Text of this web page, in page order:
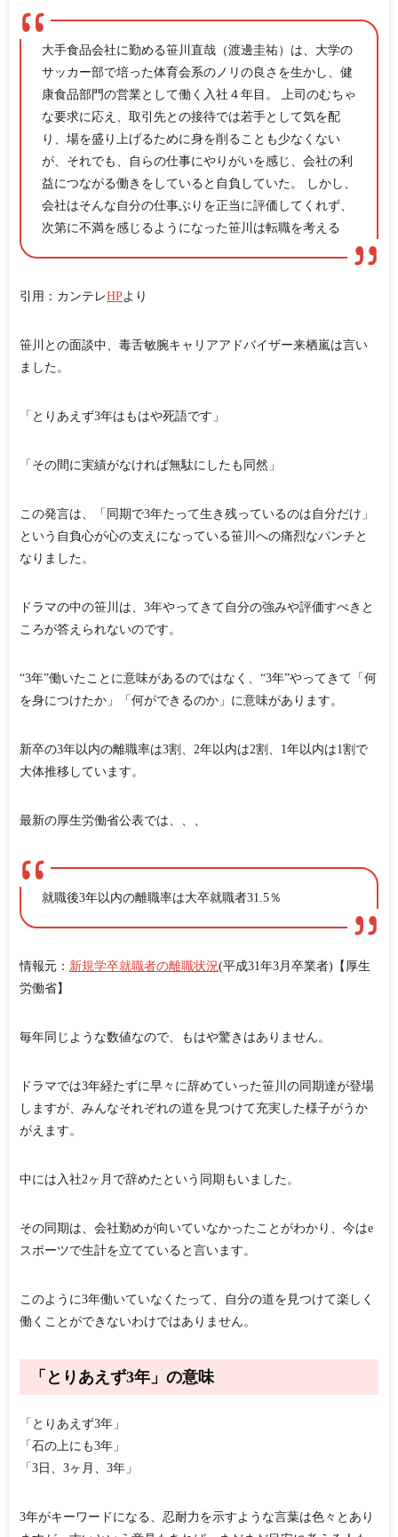
大手食品会社に勤める笹川直哉（渡邊圭祐）は、大学の
サッカー部で培った体育会系のノリの良さを生かし、健
康食品部門の営業として働く入社４年目。 上司のむちゃ
な要求に応え、取引先との接待では若手として気を配
り、場を盛り上げるために身を削ることも少なくない
が、それでも、自らの仕事にやりがいを感じ、会社の利
益につながる働きをしていると自負していた。 しかし、
会社はそんな自分の仕事ぶりを正当に評価してくれず、
次第に不満を感じるようになった笹川は転職を考える
引用：カンテレHPより
笹川との面談中、毒舌敏腕キャリアアドバイザー来栖嵐は言い
ました。
「とりあえず3年はもはや死語です」
「その間に実績がなければ無駄にしたも同然」
この発言は、「同期で3年たって生き残っているのは自分だけ」
という自負心が心の支えになっている笹川への痛烈なパンチと
なりました。
ドラマの中の笹川は、3年やってきて自分の強みや評価すべきと
ころが答えられないのです。
“3年”働いたことに意味があるのではなく、“3年”やってきて「何
を身につけたか」「何ができるのか」に意味があります。
新卒の3年以内の離職率は3割、2年以内は2割、1年以内は1割で
大体推移しています。
最新の厚生労働省公表では、、、
就職後3年以内の離職率は大卒就職者31.5％
情報元： 新規学卒就職者の離職状況(平成31年3月卒業者)【厚生
労働省】
毎年同じような数値なので、もはや驚きはありません。
ドラマでは3年経たずに早々に辞めていった笹川の同期達が登場
しますが、みんなそれぞれの道を見つけて充実した様子がうか
がえます。
中には入社2ヶ月で辞めたという同期もいました。
その同期は、会社勤めが向いていなかったことがわかり、今はe
スポーツで生計を立てていると言います。
このように3年働いていなくたって、自分の道を見つけて楽しく
働くことができないわけではありません。
「とりあえず3年」の意味
「とりあえず3年」
「石の上にも3年」
「3日、3ヶ月、3年」
3年がキーワードになる、忍耐力を示すような言葉は色々とあり